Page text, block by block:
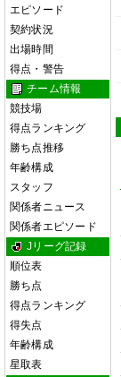
エピソード
契約状況
出場時間
得点・警告
チーム情報
競技場
得点ランキング
勝ち点推移
年齢構成
スタッフ
関係者ニュース
関係者エピソード
Jリーグ記録
順位表
勝ち点
得点ランキング
得失点
年齢構成
星取表